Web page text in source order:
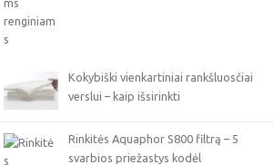
Kokybiški vienkartiniai rankšluosčiai
verslui – kaip išsirinkti
Rinkitės Aquaphor S800 filtrą – 5
svarbios priežastys kodėl